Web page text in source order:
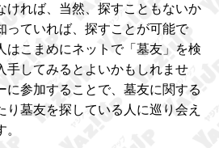
ければ、当然、探すこともないか
っていれば、探すことが可能で
はこまめにネットで「墓友」を検
手してみるとよいかもしれませ
に参加することで、墓友に関する
り墓友を探している人に巡り会え